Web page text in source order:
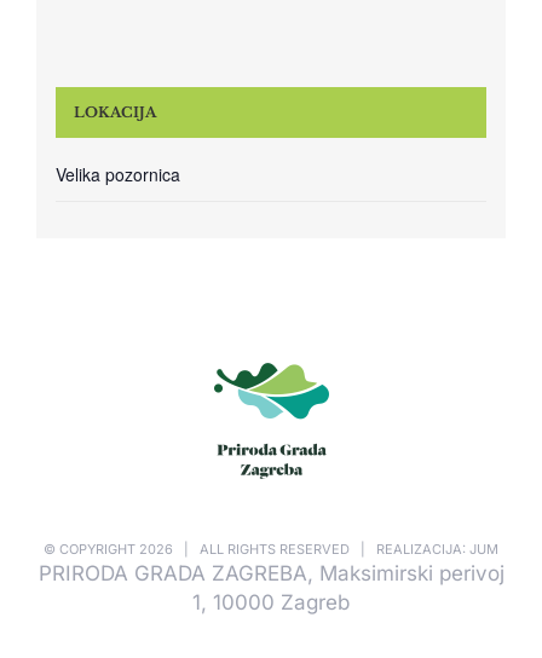
LOKACIJA
Velika pozornica
© COPYRIGHT 2026 | ALL RIGHTS RESERVED | REALIZACIJA: JUM
PRIRODA GRADA ZAGREBA, Maksimirski perivoj
1, 10000 Zagreb